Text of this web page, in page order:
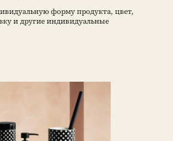
форму продукта, цвет,
и другие индивидуальные